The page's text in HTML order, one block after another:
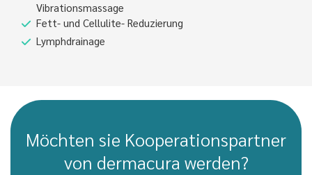
Vibrationsmassage
Fett- und Cellulite- Reduzierung
Lymphdrainage
Möchten sie Kooperationspartner
von dermacura werden?